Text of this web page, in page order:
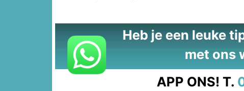
Heb je een leuke
met ons
APP ONS! T.